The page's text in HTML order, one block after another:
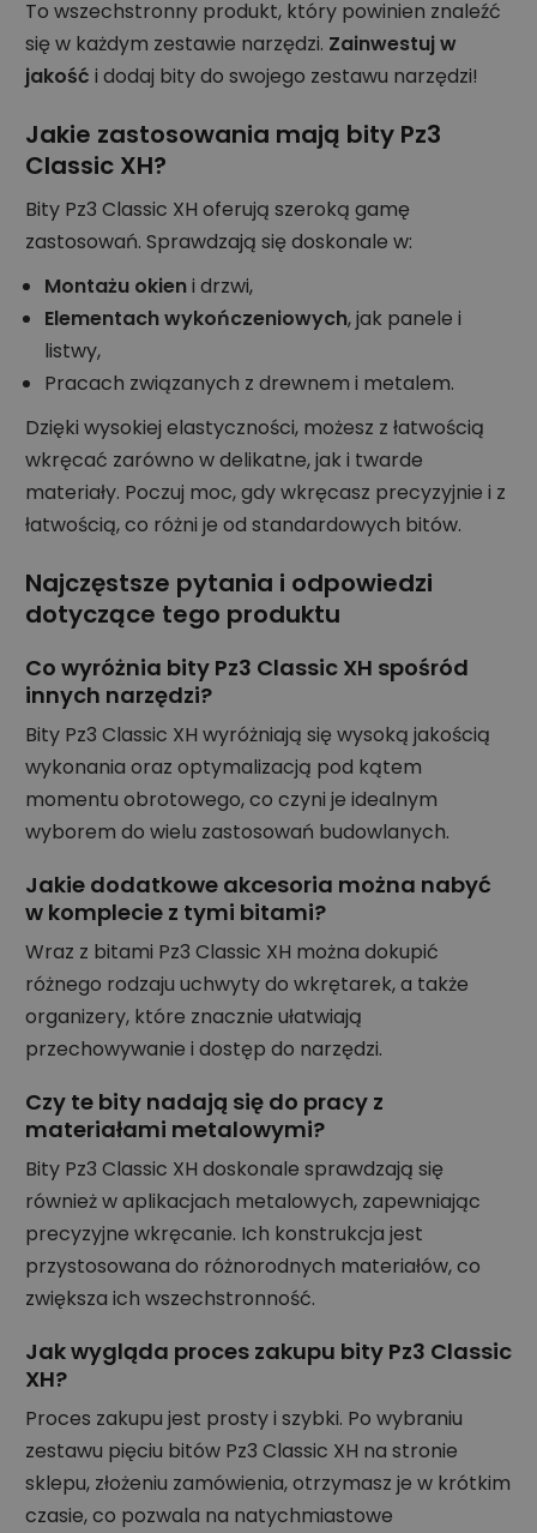
To wszechstronny produkt, który powinien znaleźć
się w każdym zestawie narzędzi. Zainwestuj w
jakość i dodaj bity do swojego zestawu narzędzi!
Jakie zastosowania mają bity Pz3
Classic XH?
Bity Pz3 Classic XH oferują szeroką gamę
zastosowań. Sprawdzają się doskonale w:
Montażu okieni drzwi,
Elementach wykończeniowych, jak panele i
listwy,
Pracach związanych z drewnem i metalem.
Dzięki wysokiej elastyczności, możesz z łatwością
wkręcać zarówno w delikatne, jak i twarde
materiały. Poczuj moc, gdy wkręcasz precyzyjnie i z
łatwością, co różni je od standardowych bitów.
Najczęstsze pytania i odpowiedzi
dotyczące tego produktu
Co wyróżnia bity Pz3 Classic XH spośród
innych narzędzi?
Bity Pz3 Classic XH wyróżniają się wysoką jakością
wykonania oraz optymalizacją pod kątem
momentu obrotowego, co czyni je idealnym
wyborem do wielu zastosowań budowlanych.
Jakie dodatkowe akcesoria można nabyć
w komplecie z tymi bitami?
Wraz z bitami Pz3 Classic XH można dokupić
różnego rodzaju uchwyty do wkrętarek, a także
organizery, które znacznie ułatwiają
przechowywanie i dostęp do narzędzi.
Czy te bity nadają się do pracy z
materiałami metalowymi?
Bity Pz3 Classic XH doskonale sprawdzają się
również w aplikacjach metalowych, zapewniając
precyzyjne wkręcanie. Ich konstrukcja jest
przystosowana do różnorodnych materiałów, co
zwiększa ich wszechstronność.
Jak wygląda proces zakupu bity Pz3 Classic
XH?
Proces zakupu jest prosty i szybki. Po wybraniu
zestawu pięciu bitów Pz3 Classic XH na stronie
sklepu, złożeniu zamówienia, otrzymasz je w krótkim
czasie, co pozwala na natychmiastowe